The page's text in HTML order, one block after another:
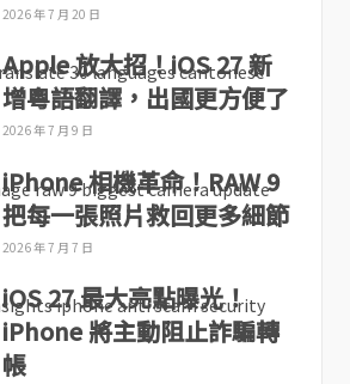
2026 年 7 月 20 日
Apple 放大招！iOS 27 新
增粵語翻譯，出國更方便了
2026 年 7 月 9 日
iPhone 相機革命！RAW 9
把每一張照片救回更多細節
2026 年 7 月 7 日
iOS 27 最大亮點曝光！
iPhone 將主動阻止詐騙轉
帳